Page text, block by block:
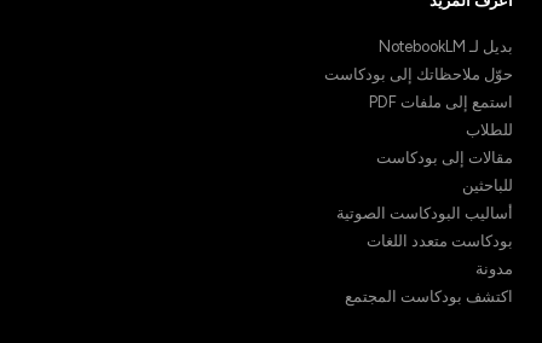
بديل لـ NotebookLM
حوّل ملاحظاتك إلى بودكاست
استمع إلى ملفات PDF
للطلاب
مقالات إلى بودكاست
للباحثين
أساليب البودكاست الصوتية
بودكاست متعدد اللغات
مدونة
اكتشف بودكاست المجتمع